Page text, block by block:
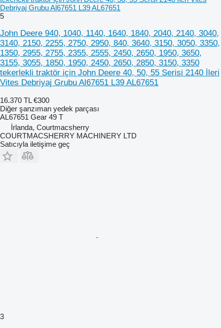
Debriyaj Grubu Al67651 L39 AL67651
5
John Deere 940, 1040, 1140, 1640, 1840, 2040, 2140, 3040,
3140, 2150, 2255, 2750, 2950, 840, 3640, 3150, 3050, 3350,
1350, 2955, 2755, 2355, 2555, 2450, 2650, 1950, 3650,
3155, 3055, 1850, 1950, 2450, 2650, 2850, 3150, 3350
tekerlekli traktör için John Deere 40, 50, 55 Serisi 2140 İleri
Vites Debriyaj Grubu Al67651 L39 AL67651
16.370 TL €300
Diğer şanzıman yedek parçası
AL67651 Gear 49 T
İrlanda, Courtmacsherry
COURTMACSHERRY MACHINERY LTD
Satıcıyla iletişime geç
3